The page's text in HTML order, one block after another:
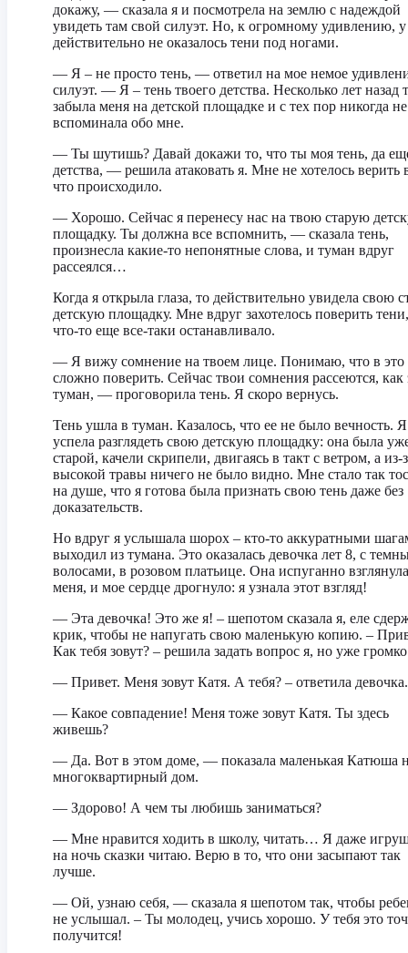
докажу, — сказала я и посмотрела на землю с надеждой
увидеть там свой силуэт. Но, к огромному удивлению,
действительно не оказалось тени под ногами.
— Я – не просто тень, — ответил на мое немое
силуэт. — Я – тень твоего детства. Несколько лет назад
забыла меня на детской площадке и с тех пор никогда не
вспоминала обо мне.
— Ты шутишь? Давай докажи то, что ты моя тень, да
детства, — решила атаковать я. Мне не хотелось верить
что происходило.
— Хорошо. Сейчас я перенесу нас на твою старую
площадку. Ты должна все вспомнить, — сказала тень,
произнесла какие-то непонятные слова, и туман вдруг
рассеялся…
Когда я открыла глаза, то действительно увидела свою
детскую площадку. Мне вдруг захотелось поверить
что-то еще все-таки останавливало.
— Я вижу сомнение на твоем лице. Понимаю, что в это
сложно поверить. Сейчас твои сомнения рассеются, как
туман, — проговорила тень. Я скоро вернусь.
Тень ушла в туман. Казалось, что ее не было вечность. Я
успела разглядеть свою детскую площадку: она была
старой, качели скрипели, двигаясь в такт с ветром, а из-
высокой травы ничего не было видно. Мне стало так
на душе, что я готова была признать свою тень даже без
доказательств.
Но вдруг я услышала шорох – кто-то аккуратными
выходил из тумана. Это оказалась девочка лет 8, с
волосами, в розовом платьице. Она испуганно
меня, и мое сердце дрогнуло: я узнала этот взгляд!
— Эта девочка! Это же я! – шепотом сказала я, еле
крик, чтобы не напугать свою маленькую копию. –
Как тебя зовут? – решила задать вопрос я, но уже
— Привет. Меня зовут Катя. А тебя? – ответила девочка.
— Какое совпадение! Меня тоже зовут Катя. Ты здесь
живешь?
— Да. Вот в этом доме, — показала маленькая Катюша
многоквартирный дом.
— Здорово! А чем ты любишь заниматься?
— Мне нравится ходить в школу, читать… Я даже
на ночь сказки читаю. Верю в то, что они засыпают так
лучше.
— Ой, узнаю себя, — сказала я шепотом так, чтобы
не услышал. – Ты молодец, учись хорошо. У тебя это
получится!